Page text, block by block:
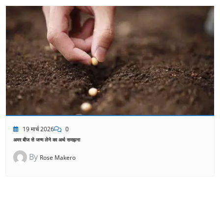
19 मार्च 2026 0
अमर बीज से जन्म लेने का अर्थ समझना
By Rose Makero